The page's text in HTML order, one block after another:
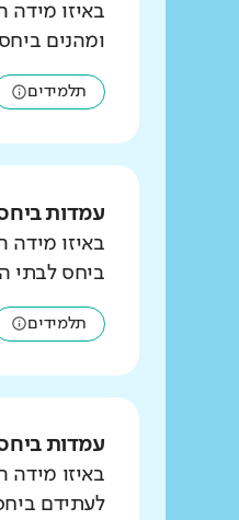
באיזו מידה
ומהנים
תלמידים
עמדות
באיזו
ביחס לבתי
תלמידים
עמדות
באיזו
לעתידם